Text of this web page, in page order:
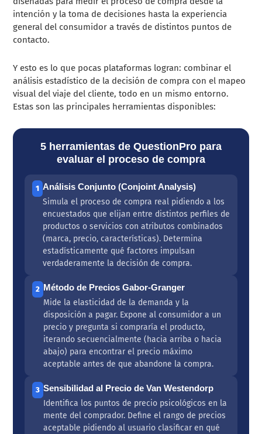
intención y la toma de decisiones hasta la experiencia
general del consumidor a través de distintos puntos de
contacto.
Y esto es lo que pocas plataformas logran: combinar el
análisis estadístico de la decisión de compra con el mapeo
visual del viaje del cliente, todo en un mismo entorno.
Estas son las principales herramientas disponibles:
5 herramientas de QuestionPro para
evaluar el proceso de compra
1 Análisis Conjunto (Conjoint Analysis)
Simula el proceso de compra real pidiendo a los
encuestados que elijan entre distintos perfiles de
productos o servicios con atributos combinados
(marca, precio, características). Determina
estadísticamente qué factores impulsan
verdaderamente la decisión de compra.
2 Método de Precios Gabor-Granger
Mide la elasticidad de la demanda y la
disposición a pagar. Expone al consumidor a un
precio y pregunta si compraría el producto,
iterando secuencialmente (hacia arriba o hacia
abajo) para encontrar el precio máximo
aceptable antes de que abandone la compra.
3 Sensibilidad al Precio de Van Westendorp
Identifica los puntos de precio psicológicos en la
mente del comprador. Define el rango de precios
aceptable pidiendo al usuario clasificar en qué